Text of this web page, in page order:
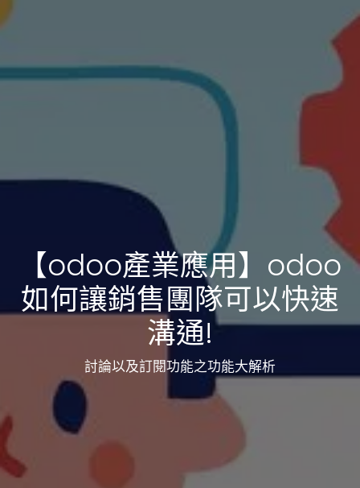
【odoo產業應用】odoo
如何讓銷售團隊可以快速
溝通!
討論以及訂閱功能之功能大解析